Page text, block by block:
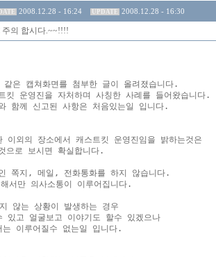
DATE 2008.12.28 - 16:24 UPDATE 2008.12.28 - 16:30
의 합시다.~~!!!!
은 캡쳐화면를 첨부한 글이 올려졌습니다.
킷 운영진을 자처하며 사칭한 사례를 들어왔습니다.
함께 신고된 사항은 처음있는일 입니다.
이외의 장소에서 캐스트킷 운영진임을 밝하는것은
으로 보시면 확실합니다.
쪽지, 메일, 전화통화를 하지 않습니다.
서만 의사소통이 이루어집니다.
않는 상황이 발생하는 경우
있고 얼굴보고 이야기도 할수 있겠으나
이루어질수 없는일 입니다.